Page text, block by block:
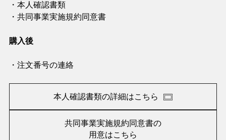
・本人確認書類
・共同事業実施規約同意書
購入後
・注文番号の連絡
本人確認書類の詳細はこちら
共同事業実施規約同意書の
用意はこちら